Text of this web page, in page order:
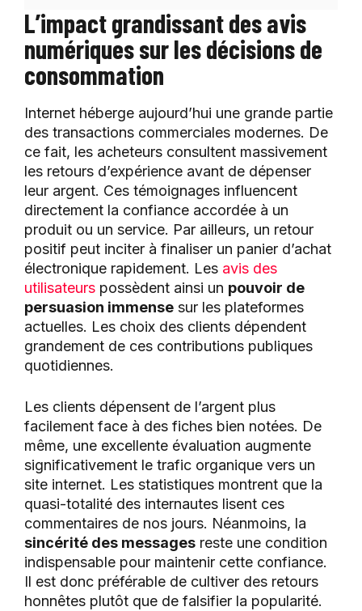
L’impact grandissant des avis
numériques sur les décisions de
consommation
Internet héberge aujourd’hui une grande partie
des transactions commerciales modernes. De
ce fait, les acheteurs consultent massivement
les retours d’expérience avant de dépenser
leur argent. Ces témoignages influencent
directement la confiance accordée à un
produit ou un service. Par ailleurs, un retour
positif peut inciter à finaliser un panier d’achat
électronique rapidement. Les avis des
utilisateurs possèdent ainsi un pouvoir de
persuasion immense sur les plateformes
actuelles. Les choix des clients dépendent
grandement de ces contributions publiques
quotidiennes.
Les clients dépensent de l’argent plus
facilement face à des fiches bien notées. De
même, une excellente évaluation augmente
significativement le trafic organique vers un
site internet. Les statistiques montrent que la
quasi-totalité des internautes lisent ces
commentaires de nos jours. Néanmoins, la
sincérité des messages reste une condition
indispensable pour maintenir cette confiance.
Il est donc préférable de cultiver des retours
honnêtes plutôt que de falsifier la popularité.